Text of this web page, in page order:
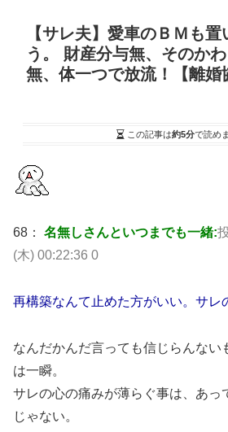
【サレ夫】愛車のＢＭも
う。 財産分与無、そのか
無、体一つで放流！【離婚
この記事は約5分で読め
68： 名無しさんといつまでも一緒:
(木) 00:22:36 0
再構築なんて止めた方がいい。サレ
なんだかんだ言っても信じらんない
は一瞬。
サレの心の痛みが薄らぐ事は、あっ
じゃない。